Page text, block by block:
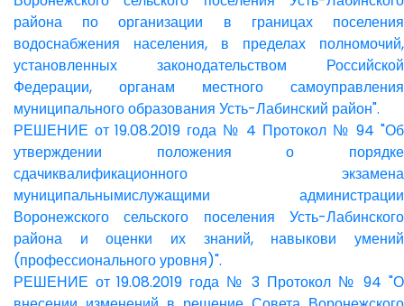
района по организации в границах поселения
водоснабжения населения, в пределах полномочий,
установленных законодательством Российской
Федерации, органам местного самоуправления
муниципального образования Усть-Лабинский район".
РЕШЕНИЕ от 19.08.2019 года № 4 Протокол № 94 "Об
утверждении положения о порядке
сдачиквалификационного экзамена
муниципальнымислужащими администрации
Воронежского сельского поселения Усть-Лабинского
района и оценки их знаний, навыкови умений
(профессионального уровня)".
РЕШЕНИЕ от 19.08.2019 года № 3 Протокол № 94 "О